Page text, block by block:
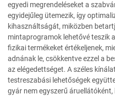
egyedi megrendeléseket a
egyidejűleg ütemezik, így
kihasználtságát, miközben
mintaprogramok lehetővé teszik
fizikai termékeket értékeljenek,
adnának le, csökkentve ezzel a
az elégedettséget. A széles
testreszabási lehetőségek
gyár nem egyszerű